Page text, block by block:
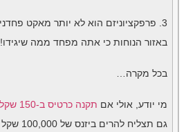
3. פרפקציוניזם הוא לא יותר מאקט פחדני של להישאר
באזור הנוחות כי אתה מפחד ממה שיגידו!
בכל מקרה…
מי יודע, אולי אם תקנה כרטיס ב-150 שקל
גם תצליח להרים ביזנס של 100,000 שקל בחודש?